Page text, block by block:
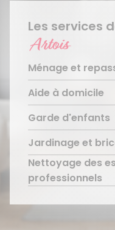
Les services
Artois
Ménage et
Ménage régulier
Ménage ponctuel
Repassage à
Découvrir le
Aide à domicile
Aide aux
Téléassistance
Découvrir le
Garde d'enfants
Garde d’enfants
Découvrir le
Jardinage et
Entretien régulier
Entretien ponctuel
Nettoyage des
professionnels